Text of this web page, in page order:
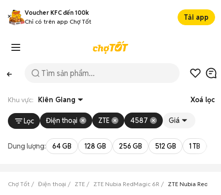
Voucher KFC đến 100k
Chỉ có trên app Chợ Tốt
Tải app
Khu vực: Kiên Giang Xoá lọc
Lọc Điện thoại ZTE 4587 Giá
Dung lượng: 64 GB 128 GB 256 GB 512 GB 1 TB
Chợ Tốt Điện thoại ZTE ZTE Nubia RedMagic 6R ZTE Nubia